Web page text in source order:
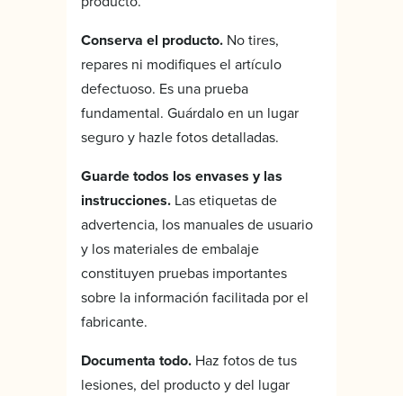
Conserva el producto. No tires,
repares ni modifiques el artículo
defectuoso. Es una prueba
fundamental. Guárdalo en un lugar
seguro y hazle fotos detalladas.
Guarde todos los envases y las
instrucciones. Las etiquetas de
advertencia, los manuales de usuario
y los materiales de embalaje
constituyen pruebas importantes
sobre la información facilitada por el
fabricante.
Documenta todo. Haz fotos de tus
lesiones, del producto y del lugar